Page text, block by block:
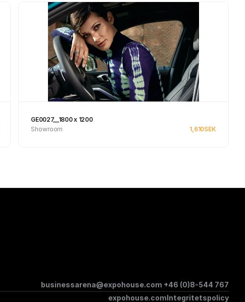
GE0027__1800 x 1200
Showroom
1,610SEK
businessarena@expohouse.com +46 (0)8-544 767
expohouse.comIntegritetspolicy